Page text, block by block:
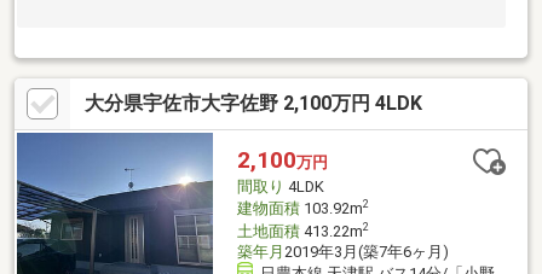
大分県宇佐市大字佐野 2,100万円 4LDK
2,100万円
間取り 4LDK
建物面積103.92m2
土地面積413.22m2
築年月 2019年3月(築7年6ヶ月)